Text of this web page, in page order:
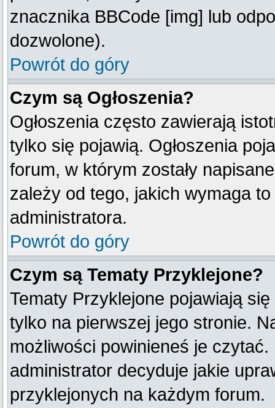
znacznika BBCode [img] lub
dozwolone).
Powrót do góry
Czym są Ogłoszenia?
Ogłoszenia często zawierają
tylko się pojawią. Ogłoszenia
forum, w którym zostały
zależy od tego, jakich wymaga
administratora.
Powrót do góry
Czym są Tematy Przyklejone?
Tematy Przyklejone pojawiają
tylko na pierwszej jego stronie.
możliwości powinieneś je czytać.
administrator decyduje jakie
przyklejonych na każdym forum.